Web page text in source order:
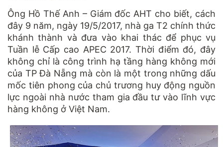
Ông Hồ Thế Anh – Giám đốc AHT cho biết, cách
đây 9 năm, ngày 19/5/2017, nhà ga T2 chính thức
khánh thành và đưa vào khai thác để phục vụ
Tuần lễ Cấp cao APEC 2017. Thời điểm đó, đây
không chỉ là công trình hạ tầng hàng không mới
của TP Đà Nẵng mà còn là một trong những dấu
mốc tiên phong của chủ trương huy động nguồn
lực ngoài nhà nước tham gia đầu tư vào lĩnh vực
hàng không ở Việt Nam.